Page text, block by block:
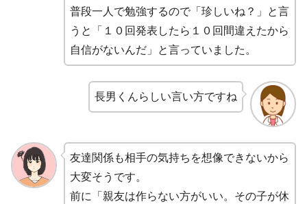
普段一人で勉強するので「珍しいね？」と言
うと「１０回発表したら１０回間違えたから
自信がないんだ」と言っていました。
長男くんらしい言い方ですね
友達関係も相手の気持ちを想像できないから
大変そうです。
前に「親友は作らない方がいい。その子が休